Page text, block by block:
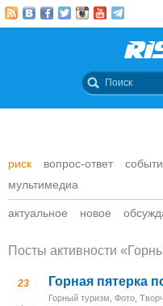
риск вопрос-ответ
мультимедиа
актуальное новое
Посты активности
23 Горная пятерка
Горный туризм Фото